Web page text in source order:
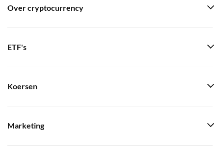
Over cryptocurrency
ETF's
Koersen
Marketing